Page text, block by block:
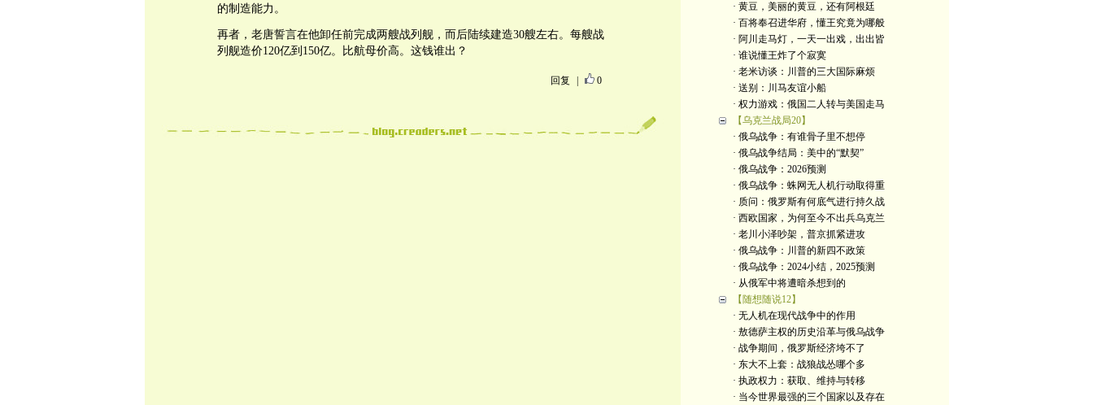
的制造能力。
再者，老唐誓言在他卸任前完成两艘战列舰，而后陆续建造30艘左右。每艘战
列舰造价120亿到150亿。比航母价高。这钱谁出？
回复 0
· 黄豆，美丽的黄豆，还有阿根廷
· 百将奉召进华府，懂王究竟为哪般
· 阿川走马灯，一天一出戏，出出皆
· 谁说懂王炸了个寂寞
· 老米访谈：川普的三大国际麻烦
· 送别：川马友谊小船
· 权力游戏：俄国二人转与美国走马
【乌克兰战局20】
· 俄乌战争：有谁骨子里不想停
· 俄乌战争结局：美中的“默契”
· 俄乌战争：2026预测
· 俄乌战争：蛛网无人机行动取得重
· 质问：俄罗斯有何底气进行持久战
· 西欧国家，为何至今不出兵乌克兰
· 老川小泽吵架，普京抓紧进攻
· 俄乌战争：川普的新四不政策
· 俄乌战争：2024小结，2025预测
· 从俄军中将遭暗杀想到的
【随想随说12】
· 无人机在现代战争中的作用
· 敖德萨主权的历史沿革与俄乌战争
· 战争期间，俄罗斯经济垮不了
· 东大不上套：战狼战怂哪个多
· 执政权力：获取、维持与转移
· 当今世界最强的三个国家以及存在